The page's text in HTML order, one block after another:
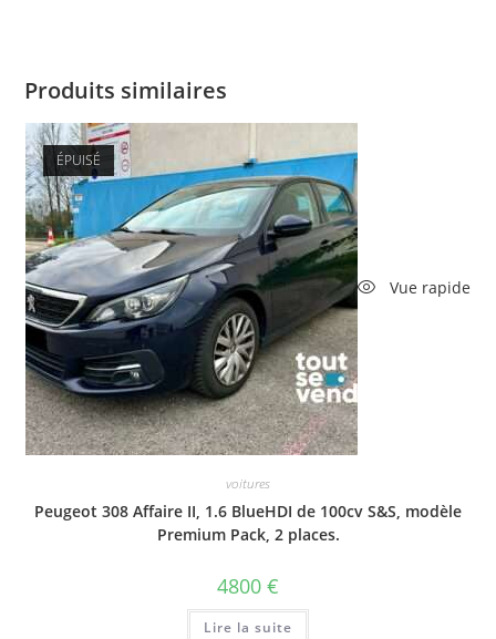
Produits similaires
ÉPUISÉ
Vue rapide
voitures
Peugeot 308 Affaire II, 1.6 BlueHDI de 100cv S&S, modèle
Premium Pack, 2 places.
4800 €
Lire la suite